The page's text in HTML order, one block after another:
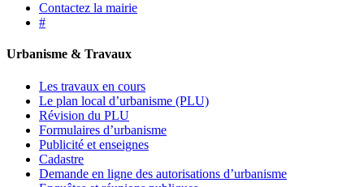
Contactez la mairie
#
Urbanisme & Travaux
Les travaux en cours
Le plan local d’urbanisme (PLU)
Révision du PLU
Formulaires d’urbanisme
Publicité et enseignes
Cadastre
Demande en ligne des autorisations d’urbanisme